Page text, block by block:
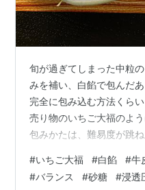
旬が過ぎてしまった中粒
みを補い、白餡で包んだ
完全に包み込む方法くら
売り物のいちご大福のよ
包みかたは、難易度が跳
なる。 イチゴは大き過ぎ
になり、小さ過ぎると餡
#いちご大福 #白餡 #牛
#バランス #砂糖 #浸透